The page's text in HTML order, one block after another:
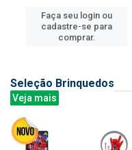
Faça seu login ou
cadastre-se para
comprar.
Seleção Brinquedos
Veja mais